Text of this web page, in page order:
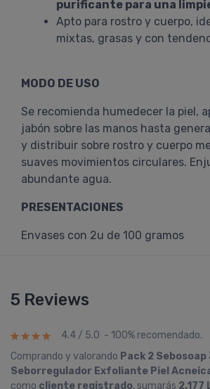
purificante para una
Apto para rostro y cuerpo,
mixtas, grasas y con
MODO DE USO
Se recomienda humedecer la piel,
jabón sobre las manos hasta
y distribuir sobre rostro y cuerpo
suaves movimientos circulares.
abundante agua.
PRESENTACIONES
Envases con 2u de 100 gramos
5 Reviews
4.4 / 5.0 - 100% recomendado.
Comprando y valorando Pack 2
Seborregulador Exfoliante Piel
como cliente registrado, sumarás 2.177